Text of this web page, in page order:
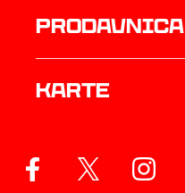
prodavnica
Karte